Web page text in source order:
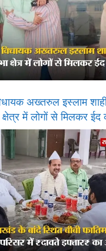
अख्तरुल इस्लाम
में लोगों से मिलकर ईद